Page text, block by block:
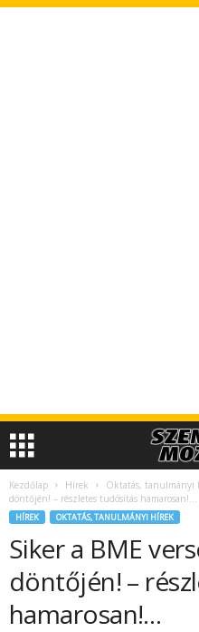
Kezdőlap Hírek Oktatás, tanulmányi
döntőjén! – részletes tudósítás hamarosan!…
HÍREK OKTATÁS, TANULMÁNYI HÍREK
Siker a BME
döntőjén! –
hamarosan!…